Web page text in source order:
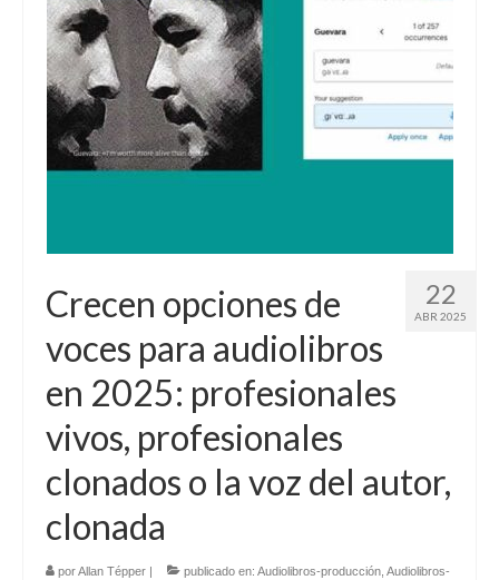
22
ABR 2025
Crecen opciones de
voces para audiolibros
en 2025: profesionales
vivos, profesionales
clonados o la voz del autor,
clonada
porAllan Tépper publicado en: Audiolibros-producción Audiolibros-